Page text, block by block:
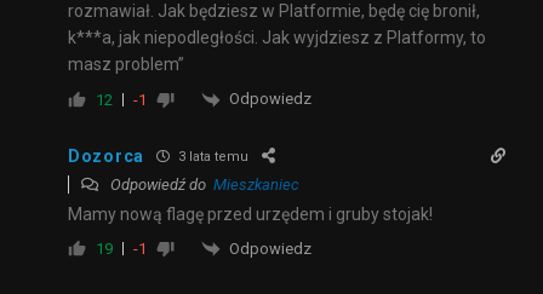
rozmawiał. Jak będziesz w Platformie, będę cię bronił,
k***a, jak niepodległości. Jak wyjdziesz z Platformy, to
masz problem”
12 -1 Odpowiedz
Dozorca 3 lata temu
Odpowiedź do Mieszkaniec
Mamy nową flagę przed urzędem i gruby stojak!
19 -1 Odpowiedz